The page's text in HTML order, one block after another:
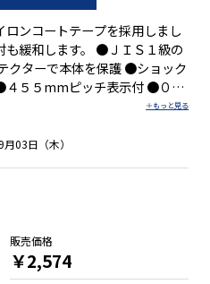
ンコートテープを採用しまし
も緩和します。 ●ＪＩＳ１級の
クターで本体を保護 ●ショック
４５５mmピッチ表示付 ●０点
優れたグリップ性 ●両面目盛
用 ●ワイヤー芯が入った丈夫
は片手で簡単に脱着可能
03日（木）
販売価格
￥2,574